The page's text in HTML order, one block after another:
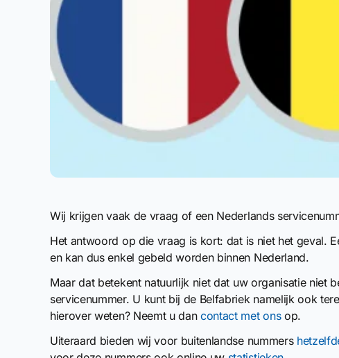
Wij krijgen vaak de vraag of een Nederlands
Het antwoord op die vraag is kort: dat is niet het geval.
en kan dus enkel gebeld worden binnen Nederland.
Maar dat betekent natuurlijk niet dat uw organisatie niet
servicenummer. U kunt bij de Belfabriek namelijk ook
hierover weten? Neemt u dancontact met onsop.
Uiteraard bieden wij voor buitenlandse nummers